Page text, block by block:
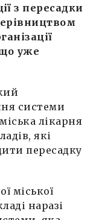
з пересадки
уже
системи
лікарня
які
пересадку
міської
наразі